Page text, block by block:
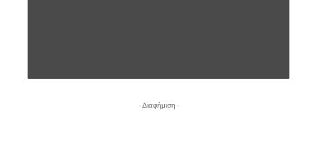
- Διαφήμιση -